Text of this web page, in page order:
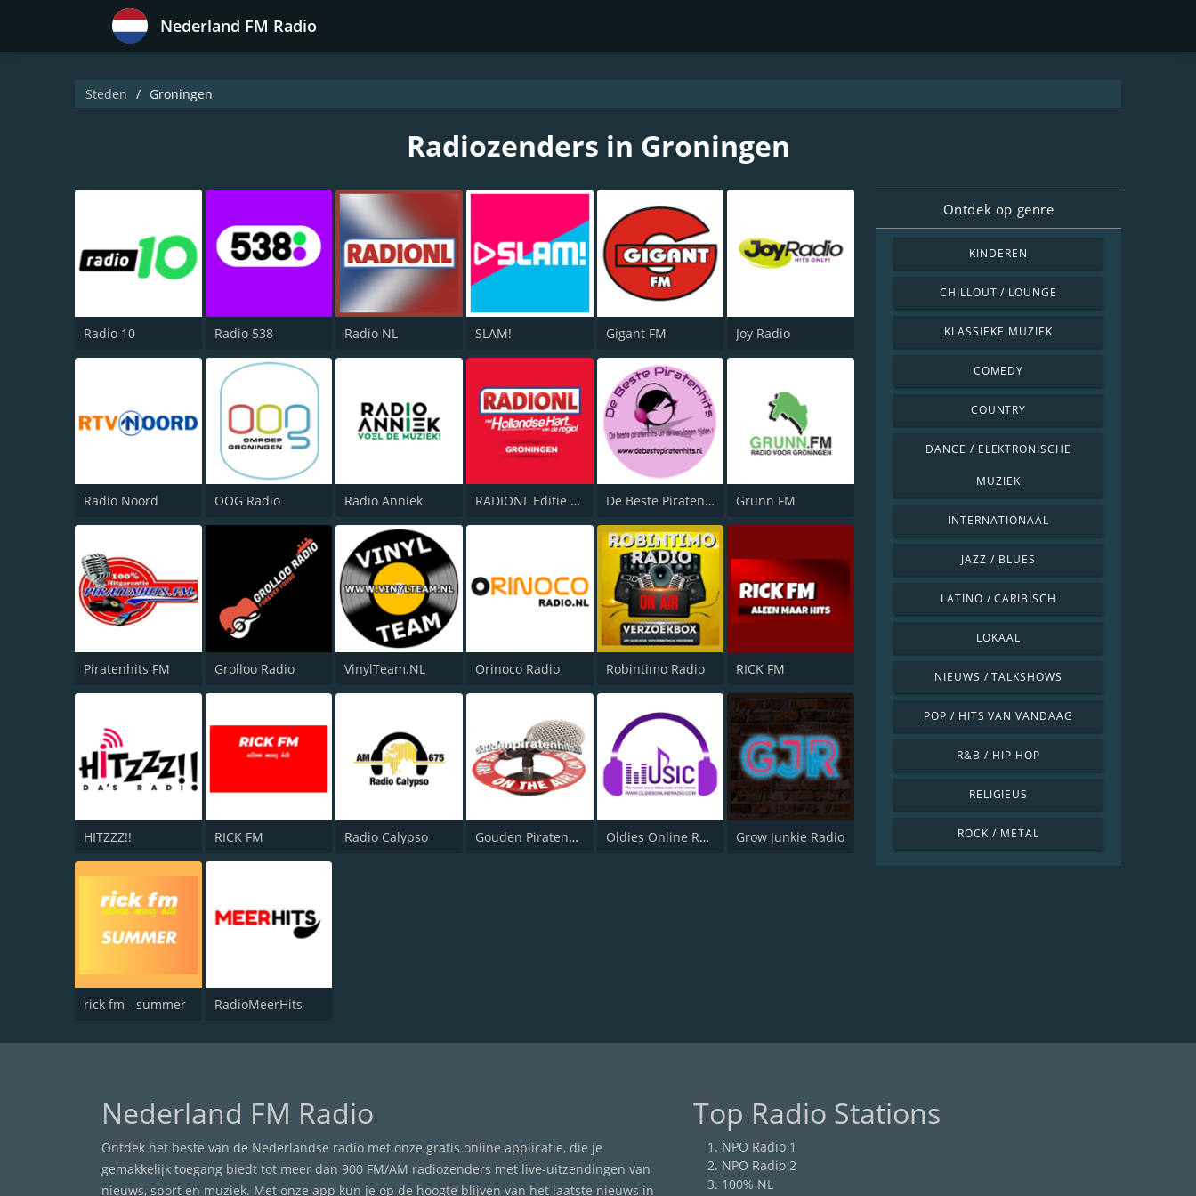
Nederland FM Radio
Steden Groningen
Radiozenders in Groningen
Radio 10 Radio 538 Radio NL SLAM! Gigant FM Joy Radio
Radio Noord OOG Radio Radio Anniek RADIONL Editie Groningen De Beste Piratenhits Grunn FM
Piratenhits FM Grolloo Radio VinylTeam.NL Orinoco Radio Robintimo Radio RICK FM
HITZZZ!! RICK FM Radio Calypso Gouden Piratenhits Oldies Online Radio Grow Junkie Radio
rick fm - summer RadioMeerHits
Ontdek op genre
KINDEREN
CHILLOUT / LOUNGE
KLASSIEKE MUZIEK
COMEDY
COUNTRY
DANCE / ELEKTRONISCHE
MUZIEK
INTERNATIONAAL
JAZZ / BLUES
LATINO / CARIBISCH
LOKAAL
NIEUWS / TALKSHOWS
POP / HITS VAN VANDAAG
R&B / HIP HOP
RELIGIEUS
ROCK / METAL
Nederland FM Radio
Ontdek het beste van de Nederlandse radio met onze gratis online applicatie, die je
gemakkelijk toegang biedt tot meer dan 900 FM/AM radiozenders met live-uitzendingen van
nieuws, sport en muziek. Met onze app kun je op de hoogte blijven van het laatste nieuws in
Top Radio Stations
NPO Radio 1
NPO Radio 2
100% NL